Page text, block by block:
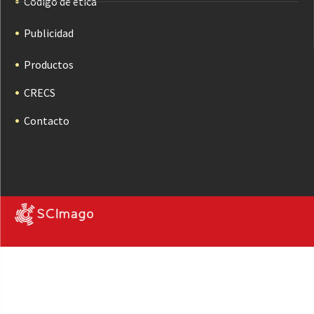
Publicidad
Productos
CRECS
Contacto